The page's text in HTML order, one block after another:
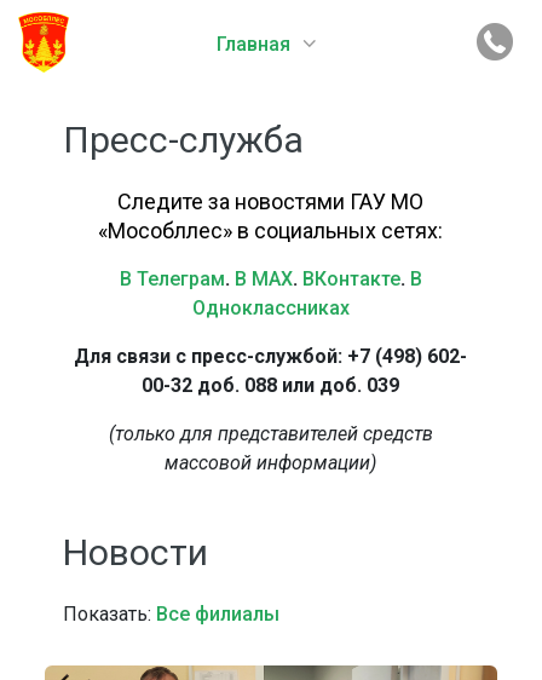
Главная
Пресс-служба
Следите за новостями ГАУ МО
«Мособллес» в социальных сетях:
В Телеграм. В MAX. ВКонтакте. В
Одноклассниках
Для связи с пресс-службой: +7 (498) 602-
00-32 доб. 088 или доб. 039
(только для представителей средств
массовой информации)
Новости
Показать: Все филиалы